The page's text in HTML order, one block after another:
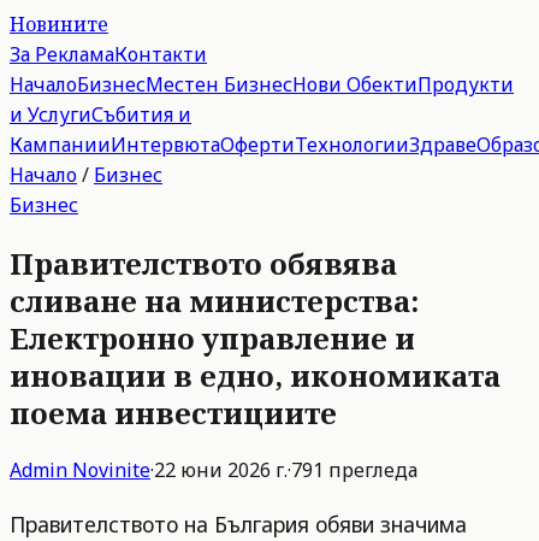
Новините
За РекламаКонтакти
НачалоБизнесМестен БизнесНови ОбектиПродукти
и УслугиСъбития и
КампанииИнтервютаОфертиТехнологииЗдраве
Начало/ Бизнес
Бизнес
Правителството обявява
сливане на министерства:
Електронно управление и
иновации в едно, икономиката
поема инвестициите
Admin Novinite·22 юни 2026 г.·791 прегледа
Правителството на България обяви значима